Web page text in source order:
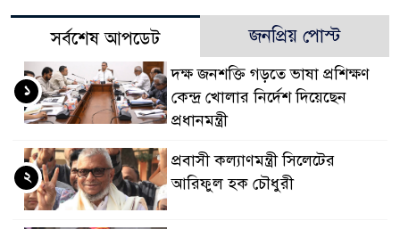
সর্বশেষ আপডেট জনপ্রিয় পোস্ট
দক্ষ জনশক্তি গড়তে ভাষা প্রশিক্ষণ
কেন্দ্র খোলার নির্দেশ দিয়েছেন
প্রধানমন্ত্রী
১
প্রবাসী কল্যাণমন্ত্রী সিলেটের
আরিফুল হক চৌধুরী
২